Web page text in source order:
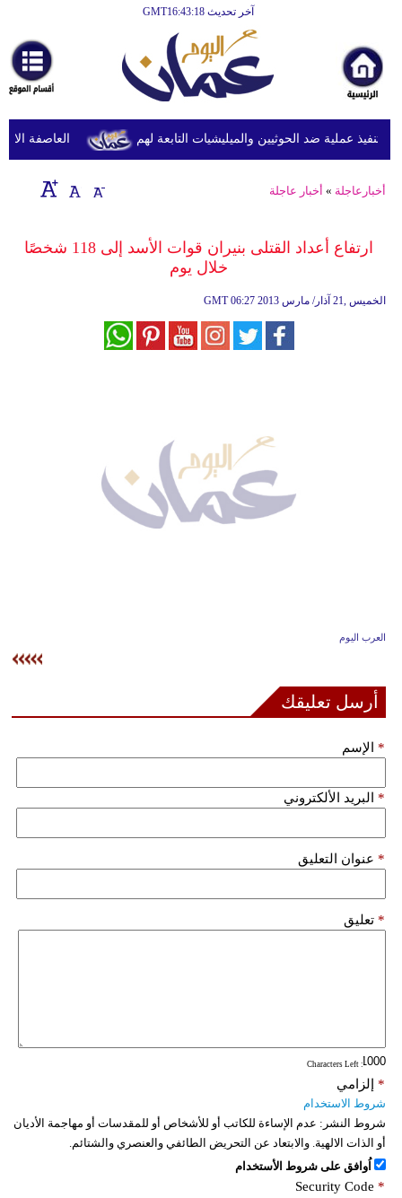
آخر تحديث GMT16:43:18
أخبارعاجلة
رياضة
ثقافة
إقتصاد
وموسيقى
بيئة
أبراج
سيارات
العاصفة عملية ضد الحوثيين والميليشيات التابعة لهم
أخبارعاجلة » أخبار عاجلة
ارتفاع أعداد القتلى بنيران قوات الأسد إلى 118 شخصًا
خلال يوم
GMT 06:27 2013 الخميس ,21 آذار/ مارس
العرب اليوم
أرسل تعليقك
الإسم *
البريد الألكتروني *
عنوان التعليق *
تعليق *
: Characters Left
إلزامي *
شروط الاستخدام
شروط النشر: عدم الإساءة للكاتب أو للأشخاص أو للمقدسات أو مهاجمة الأديان
أو الذات الالهية. والابتعاد عن التحريض الطائفي والعنصري والشتائم.
اُوافق على شروط الأستخدام
Security Code *